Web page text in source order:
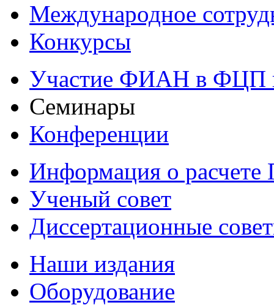
Международное
Конкурсы
Участие ФИАН в ФЦП
Семинары
Конференции
Информация о
Ученый совет
Диссертационные
Наши издания
Оборудование